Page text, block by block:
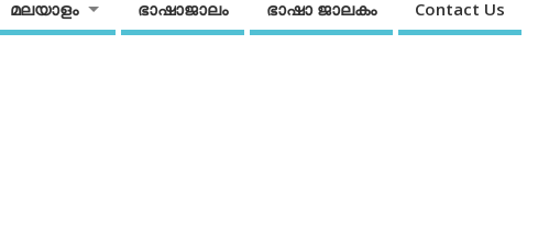
മലയാളം ഭാഷാജാലം ഭാഷാ ജാലകം Contact Us